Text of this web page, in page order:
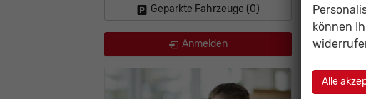
Fahrzeugnr.
Kraftstoff
Leistung
Geparkte Fahrzeuge (0)
Anmelden
können
Alle